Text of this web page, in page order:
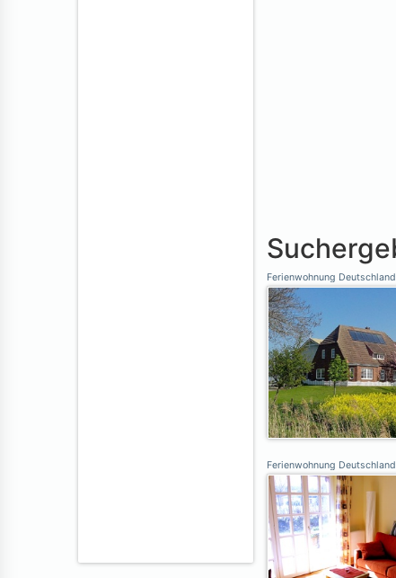
Ferienwohnung Deutschland
Ferienwohnung Deutschland